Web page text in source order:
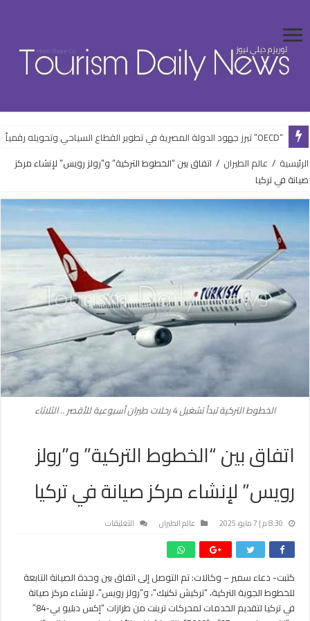
“OECD” تبرز جهود الدولة المصرية في تطوير القطاع السياحي وتحويله رقمياً
الرئيسية / عالم الطيران / اتفاق بين “الخطوط التركية” و”رولز رويس” لإنشاء مركز
صيانة في تركيا
الخطوط التركية تبدأ تشغيل 4 رحلات طيران أسبوعية للأقصر .. الثلاثاء
اتفاق بين “الخطوط التركية” و”رولز
رويس” لإنشاء مركز صيانة في تركيا
8:30 م | 7 مايو، 2025 عالم الطيران التعليقات
التركية”
و”رولز
رويس”
كتبت- دعاء سمير – وكالات: تم التوصل إلى اتفاق بين وحدة الصيانة التابعة
للخطوط الجوية التركية، “تركيش تكنيك”، و”رولز رويس”، لإنشاء مركز صيانة
في تركيا لتقديم الخدمات لمحركات ترينت من طرازات “إكس دبليو بي-84″